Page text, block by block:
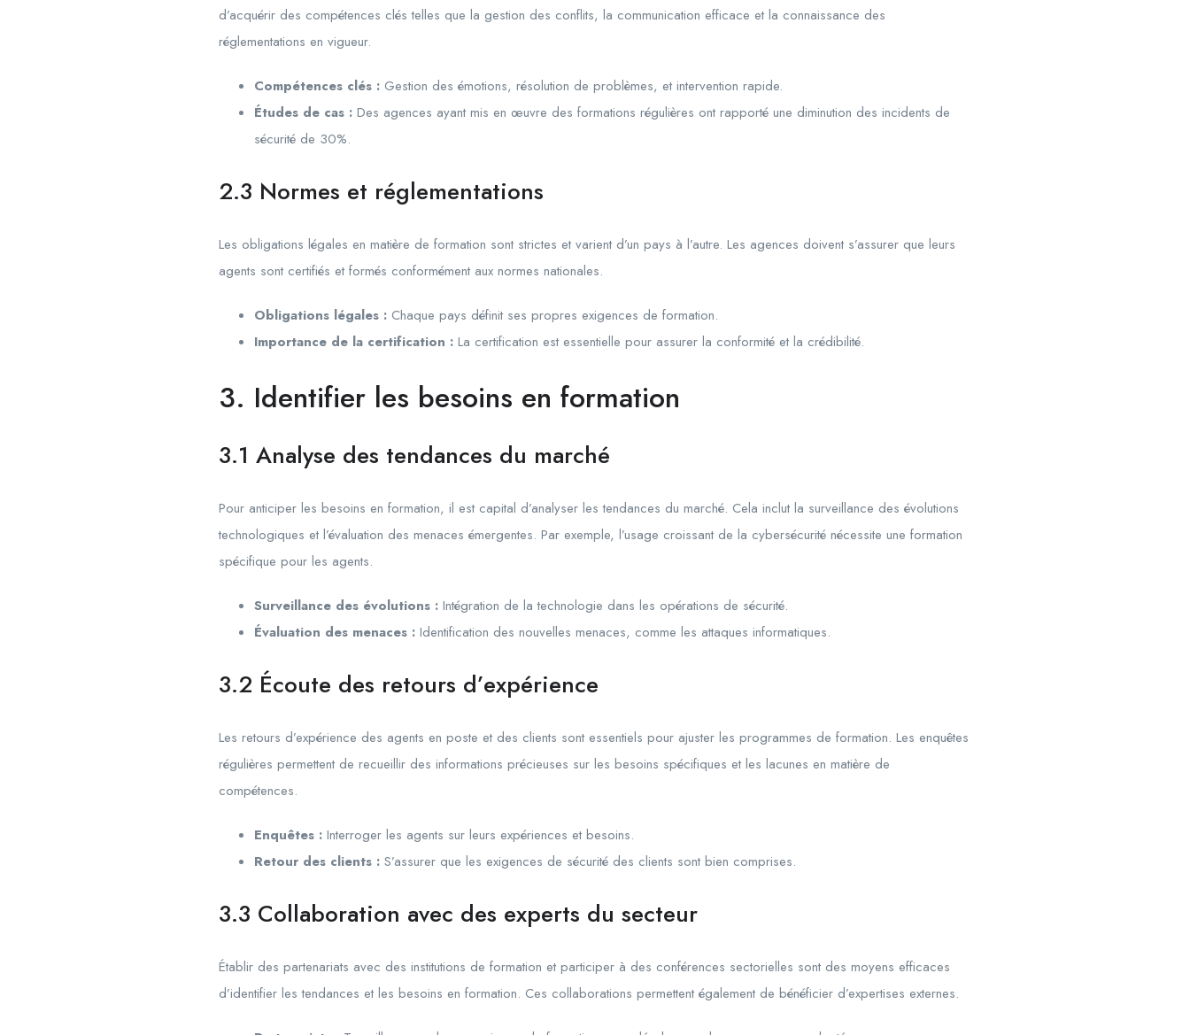
d’acquérir des compétences clés telles que la gestion des conflits, la communication efficace et la connaissance des
réglementations en vigueur.
Compétences clés : Gestion des émotions, résolution de problèmes, et intervention rapide.
Études de cas : Des agences ayant mis en œuvre des formations régulières ont rapporté une diminution des incidents de
sécurité de 30%.
2.3 Normes et réglementations
Les obligations légales en matière de formation sont strictes et varient d’un pays à l’autre. Les agences doivent s’assurer que leurs
agents sont certifiés et formés conformément aux normes nationales.
Obligations légales : Chaque pays définit ses propres exigences de formation.
Importance de la certification : La certification est essentielle pour assurer la conformité et la crédibilité.
3. Identifier les besoins en formation
3.1 Analyse des tendances du marché
Pour anticiper les besoins en formation, il est capital d’analyser les tendances du marché. Cela inclut la surveillance des évolutions
technologiques et l’évaluation des menaces émergentes. Par exemple, l’usage croissant de la cybersécurité nécessite une formation
spécifique pour les agents.
Surveillance des évolutions : Intégration de la technologie dans les opérations de sécurité.
Évaluation des menaces : Identification des nouvelles menaces, comme les attaques informatiques.
3.2 Écoute des retours d’expérience
Les retours d’expérience des agents en poste et des clients sont essentiels pour ajuster les programmes de formation. Les enquêtes
régulières permettent de recueillir des informations précieuses sur les besoins spécifiques et les lacunes en matière de
compétences.
Enquêtes : Interroger les agents sur leurs expériences et besoins.
Retour des clients : S’assurer que les exigences de sécurité des clients sont bien comprises.
3.3 Collaboration avec des experts du secteur
Établir des partenariats avec des institutions de formation et participer à des conférences sectorielles sont des moyens efficaces
d’identifier les tendances et les besoins en formation. Ces collaborations permettent également de bénéficier d’expertises externes.